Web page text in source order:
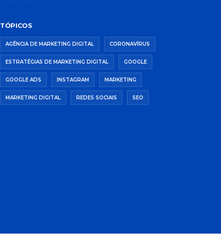
TÓPICOS
AGÊNCIA DE MARKETING DIGITAL CORONAVÍRUS
ESTRATÉGIAS DE MARKETING DIGITAL GOOGLE
GOOGLE ADS INSTAGRAM MARKETING
MARKETING DIGITAL REDES SOCIAIS SEO